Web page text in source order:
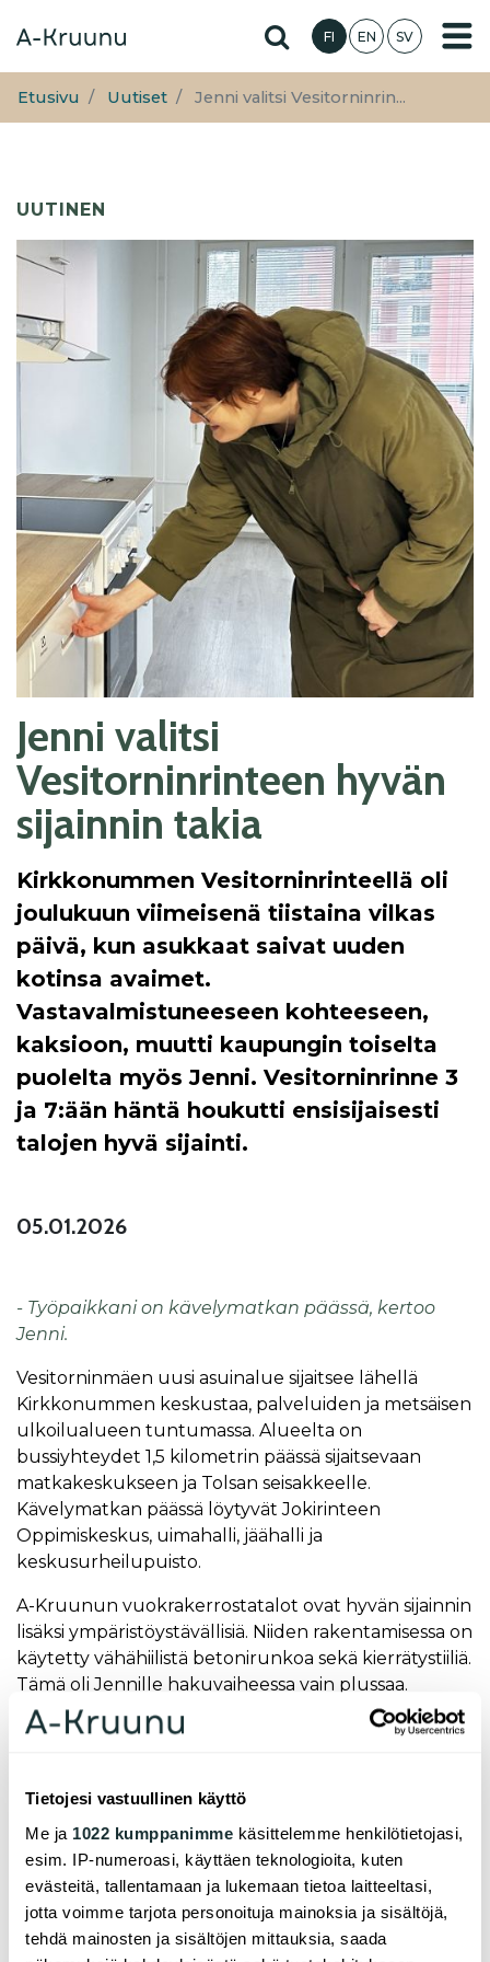
Tietojesi vastuullinen käyttö
Me ja 1022 kumppanimme käsittelemme henkilötietojasi,
esim. IP-numeroasi, käyttäen teknologioita, kuten
evästeitä, tallentamaan ja lukemaan tietoa laitteeltasi,
jotta voimme tarjota personoituja mainoksia ja sisältöjä,
tehdä mainosten ja sisältöjen mittauksia, saada
pääsisältöön
Hae sivustolta
FI EN SV
Etusivu Uutiset Jenni valitsi Vesitorninrin...
UUTINEN
Jenni valitsi
Vesitorninrinteen hyvän
sijainnin takia
Kirkkonummen Vesitorninrinteellä oli
joulukuun viimeisenä tiistaina vilkas
päivä, kun asukkaat saivat uuden
kotinsa avaimet.
Vastavalmistuneeseen kohteeseen,
kaksioon, muutti kaupungin toiselta
puolelta myös Jenni. Vesitorninrinne 3
ja 7:ään häntä houkutti ensisijaisesti
talojen hyvä sijainti.
05.01.2026
- Työpaikkani on kävelymatkan päässä, kertoo
Jenni.
Vesitorninmäen uusi asuinalue sijaitsee lähellä
Kirkkonummen keskustaa, palveluiden ja metsäisen
ulkoilualueen tuntumassa. Alueelta on
bussiyhteydet 1,5 kilometrin päässä sijaitsevaan
matkakeskukseen ja Tolsan seisakkeelle.
Kävelymatkan päässä löytyvät Jokirinteen
Oppimiskeskus, uimahalli, jäähalli ja
keskusurheilupuisto.
A-Kruunun vuokrakerrostatalot ovat hyvän sijainnin
lisäksi ympäristöystävällisiä. Niiden rakentamisessa on
käytetty vähähiilistä betonirunkoa sekä kierrätystiiliä.
Tämä oli Jennille hakuvaiheessa vain plussaa.
- Olin nähnyt nämä talot jo rakennusvaiheessa ja
kriteeri, mutta se on positiivinen tekijä, toteaa
Jenni.
F
a
L
i
W
h
P
i
E
m